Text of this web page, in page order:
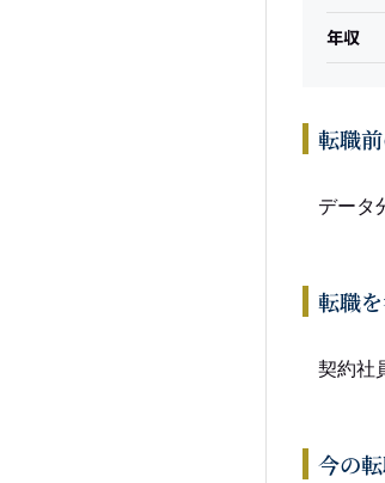
年収
転職
データ
転職
契約社
今の